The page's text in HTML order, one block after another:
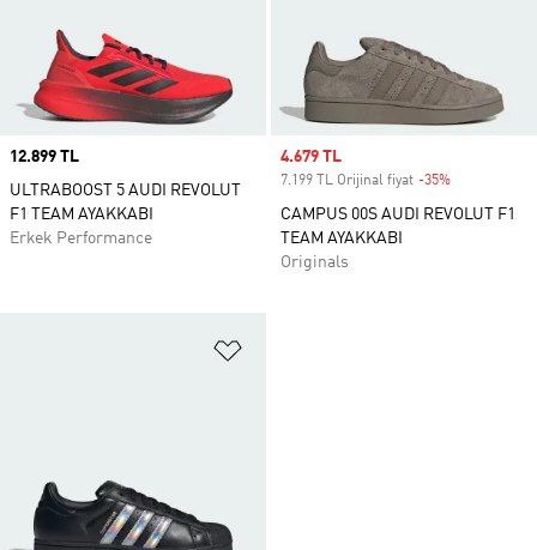
Price
12.899 TL
ULTRABOOST 5 AUDI REVOLUT
F1 TEAM AYAKKABI
Erkek Performance
Sale price
4.679 TL
7.199 TL Orijinal fiyat -35%
CAMPUS 00S AUDI REVOLUT F1
TEAM AYAKKABI
Originals